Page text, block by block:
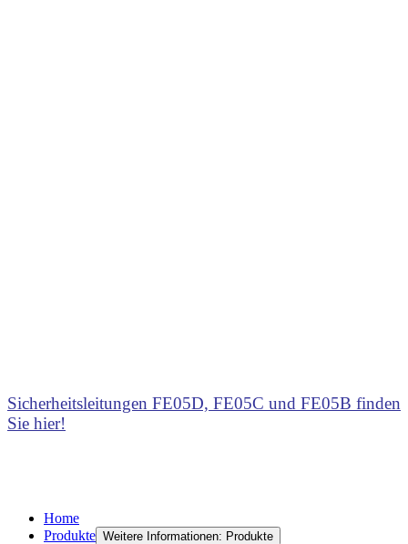
Sicherheitsleitungen FE05D, FE05C und FE05B finden
Sie hier!
Home
Produkte Weitere Informationen: Produkte